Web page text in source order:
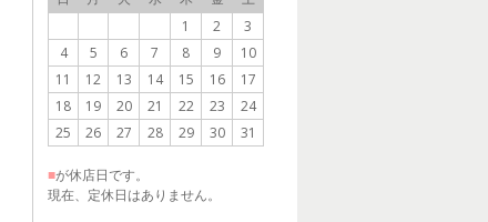
1
2
3
4
5 6 7 8 9
10
11
12 13 14 15 16
17
18
19 20 21 22 23
24
25
26 27 28 29 30 31
■が休店日です。
現在、定休日はありません。